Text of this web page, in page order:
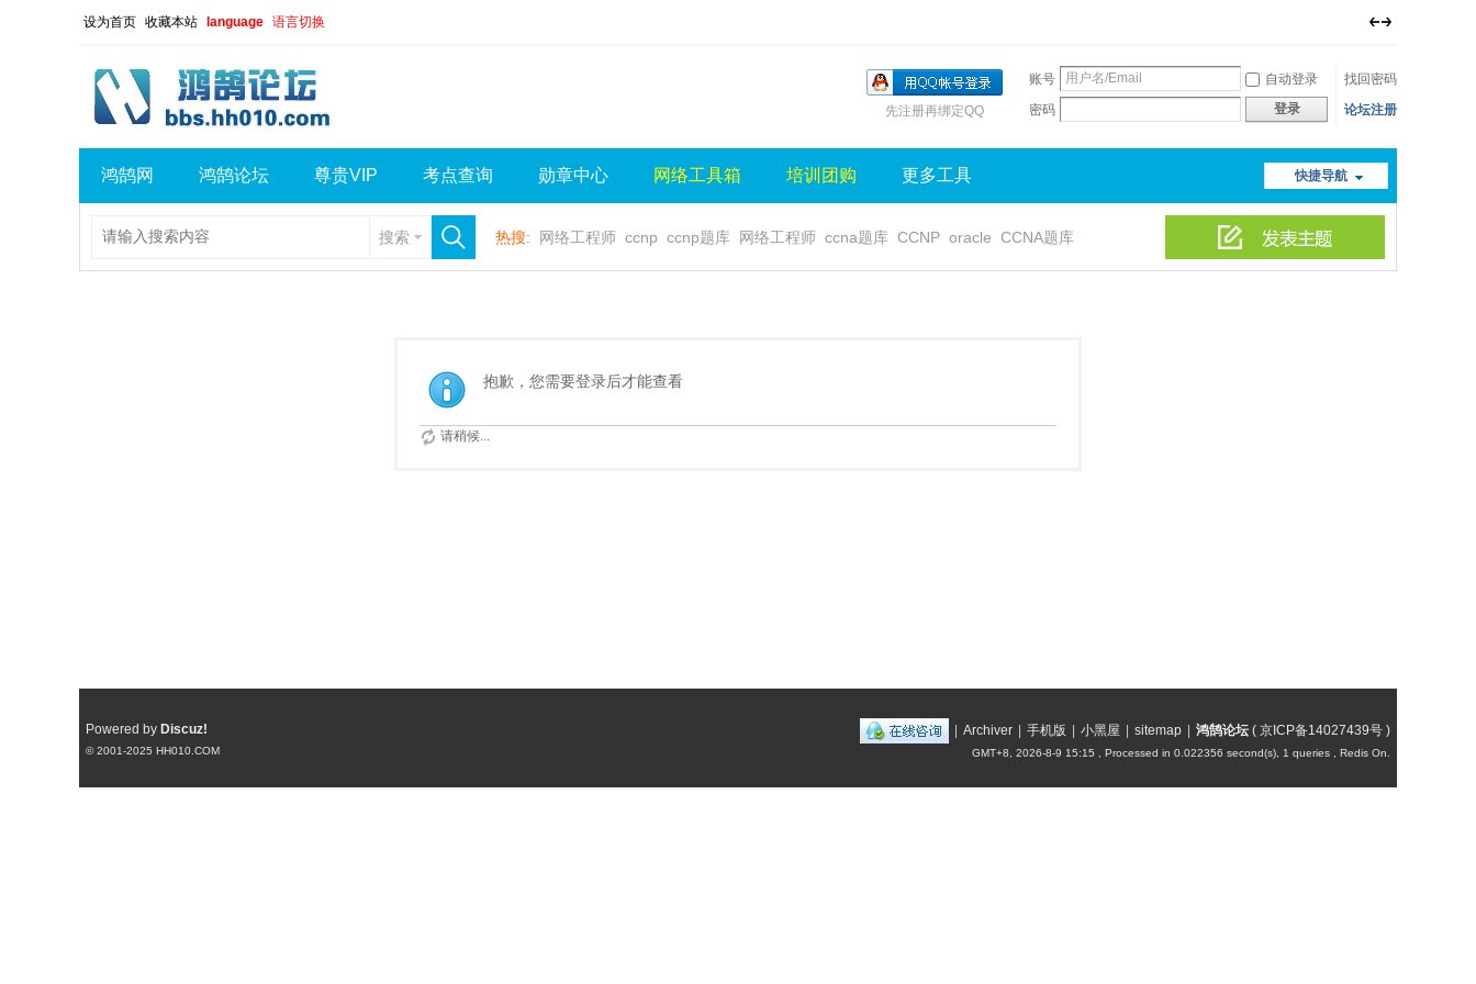
设为首页 收藏本站 language 语言切换
账号 自动登录
找回密码
密码
登录 论坛注册
先注册再绑定QQ
快捷导航
鸿鹄网 鸿鹄论坛 尊贵VIP 考点查询 勋章中心 网络工具箱 培训团购 更多工具
搜索 热搜: 网络工程师 ccnp ccnp题库 网络工程师 ccna题库 CCNP oracle CCNA题库
抱歉，您需要登录后才能查看
请稍候...
| Archiver | 手机版 | 小黑屋 | sitemap | 鸿鹄论坛 ( 京ICP备14027439号 )
GMT+8, 2026-8-9 15:15 , Processed in 0.022356 second(s), 1 queries , Redis On.
Powered by Discuz!
© 2001-2025 HH010.COM